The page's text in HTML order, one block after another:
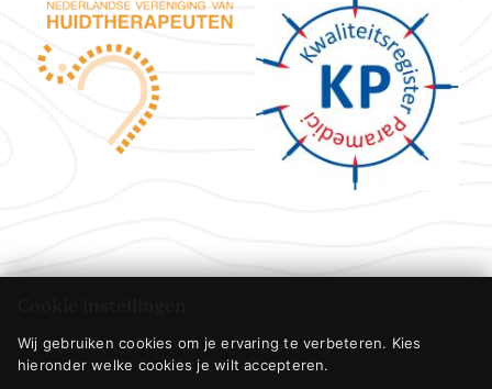
Wij gebruiken cookies om je ervaring te verbeteren. Kies
hieronder welke cookies je wilt accepteren.